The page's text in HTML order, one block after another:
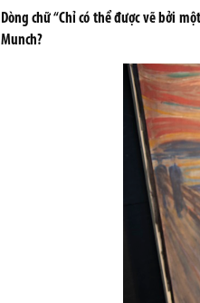
Dòng chữ “Chỉ có thể được vẽ bởi
Munch?